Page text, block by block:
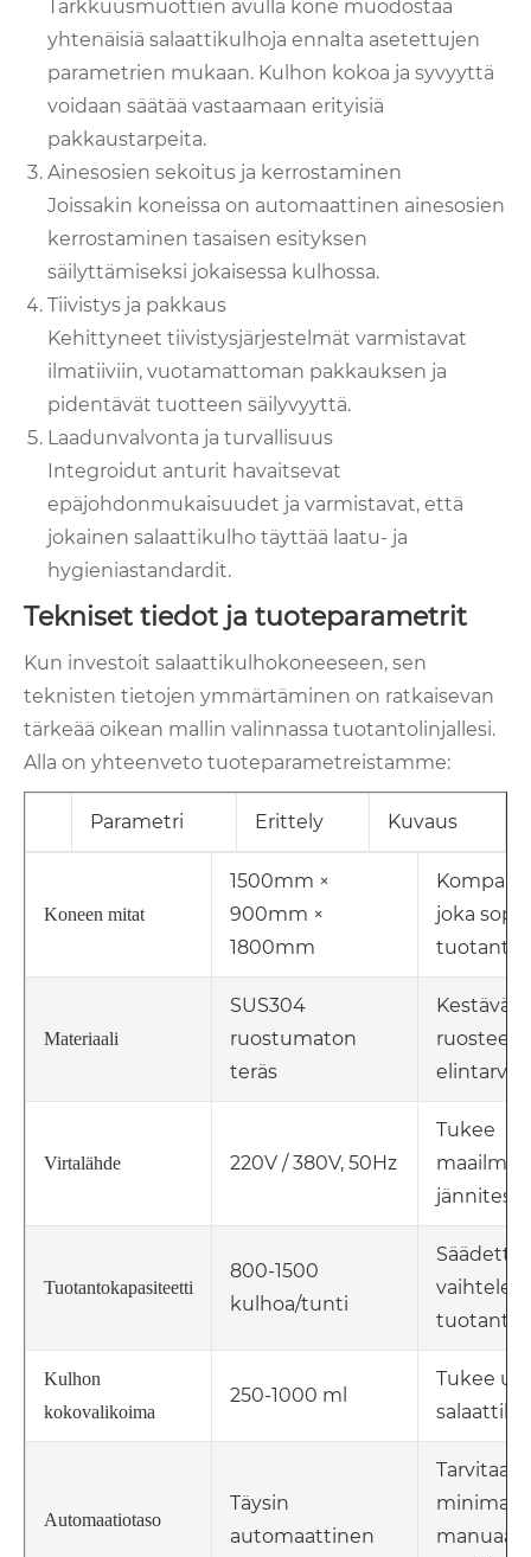
Tarkkuusmuottien avulla kone muodostaa
yhtenäisiä salaattikulhoja ennalta asetettujen
parametrien mukaan. Kulhon kokoa ja syvyyttä
voidaan säätää vastaamaan erityisiä
pakkaustarpeita.
Ainesosien sekoitus ja kerrostaminen
Joissakin koneissa on automaattinen ainesosien
kerrostaminen tasaisen esityksen
säilyttämiseksi jokaisessa kulhossa.
Tiivistys ja pakkaus
Kehittyneet tiivistysjärjestelmät varmistavat
ilmatiiviin, vuotamattoman pakkauksen ja
pidentävät tuotteen säilyvyyttä.
Laadunvalvonta ja turvallisuus
Integroidut anturit havaitsevat
epäjohdonmukaisuudet ja varmistavat, että
jokainen salaattikulho täyttää laatu- ja
hygieniastandardit.
Tekniset tiedot ja tuoteparametrit
Kun investoit salaattikulhokoneeseen, sen
teknisten tietojen ymmärtäminen on ratkaisevan
tärkeää oikean mallin valinnassa tuotantolinjallesi.
Alla on yhteenveto tuoteparametreistamme:
Parametri Erittely Kuvaus
Koneen mitat
1500mm ×
900mm ×
1800mm
joka sopii
Materiaali
SUS304
ruostumaton
teräs
Kestävä,
Virtalähde 220V / 380V, 50Hz
Tukee
Tuotantokapasiteetti
800-1500
kulhoa/tunti
Kulhon
kokovalikoima
250-1000 ml
Tukee
Automaatiotaso
Täysin
automaattinen
Tarvitaan